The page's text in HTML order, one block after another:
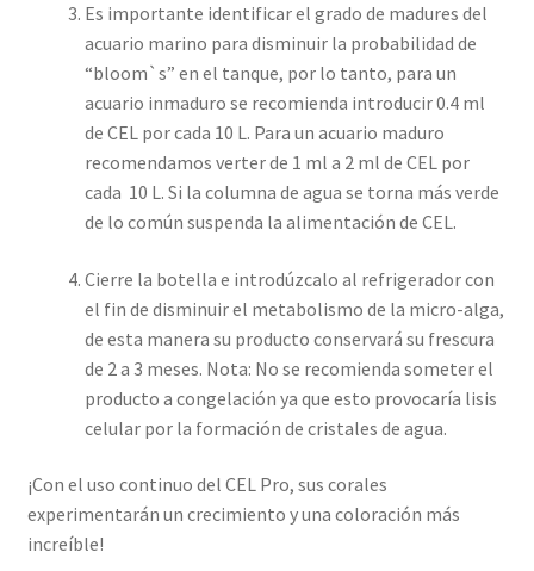
Es importante identificar el grado de madures del
acuario marino para disminuir la probabilidad de
“bloom`s” en el tanque, por lo tanto, para un
acuario inmaduro se recomienda introducir 0.4 ml
de CEL por cada 10 L. Para un acuario maduro
recomendamos verter de 1 ml a 2 ml de CEL por
cada 10 L. Si la columna de agua se torna más verde
de lo común suspenda la alimentación de CEL.
Cierre la botella e introdúzcalo al refrigerador con
el fin de disminuir el metabolismo de la micro-alga,
de esta manera su producto conservará su frescura
de 2 a 3 meses. Nota: No se recomienda someter el
producto a congelación ya que esto provocaría lisis
celular por la formación de cristales de agua.
¡Con el uso continuo del CEL Pro, sus corales
experimentarán un crecimiento y una coloración más
increíble!